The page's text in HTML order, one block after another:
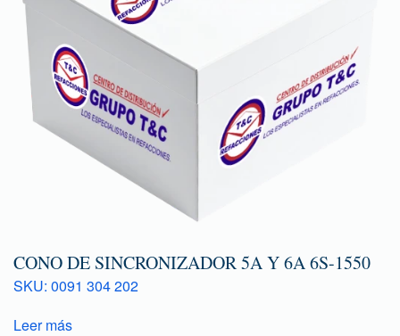
CONO DE SINCRONIZADOR 5A Y 6A 6S-1550
SKU: 0091 304 202
Leer más